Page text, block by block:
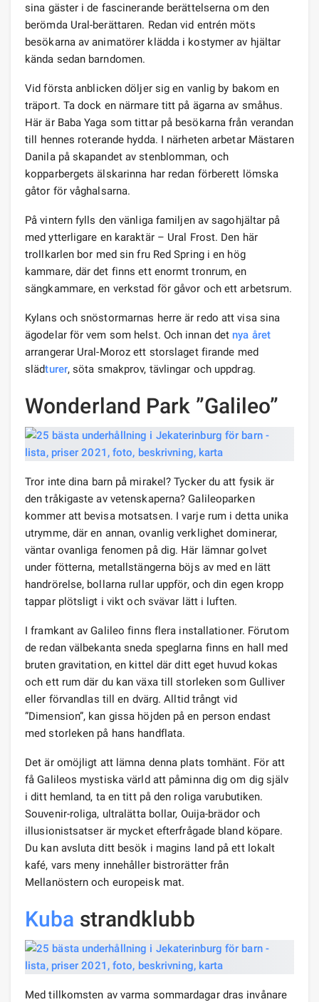
sina gäster i de fascinerande berättelserna om den
berömda Ural-berättaren. Redan vid entrén möts
besökarna av animatörer klädda i kostymer av hjältar
kända sedan barndomen.
Vid första anblicken döljer sig en vanlig by bakom en
träport. Ta dock en närmare titt på ägarna av småhus.
Här är Baba Yaga som tittar på besökarna från verandan
till hennes roterande hydda. I närheten arbetar Mästaren
Danila på skapandet av stenblomman, och
kopparbergets älskarinna har redan förberett lömska
gåtor för våghalsarna.
På vintern fylls den vänliga familjen av sagohjältar på
med ytterligare en karaktär – Ural Frost. Den här
trollkarlen bor med sin fru Red Spring i en hög
kammare, där det finns ett enormt tronrum, en
sängkammare, en verkstad för gåvor och ett arbetsrum.
Kylans och snöstormarnas herre är redo att visa sina
ägodelar för vem som helst. Och innan det nya året
arrangerar Ural-Moroz ett storslaget firande med
slädturer, söta smakprov, tävlingar och uppdrag.
Wonderland Park ”Galileo”
Tror inte dina barn på mirakel? Tycker du att fysik är
den tråkigaste av vetenskaperna? Galileoparken
kommer att bevisa motsatsen. I varje rum i detta unika
utrymme, där en annan, ovanlig verklighet dominerar,
väntar ovanliga fenomen på dig. Här lämnar golvet
under fötterna, metallstängerna böjs av med en lätt
handrörelse, bollarna rullar uppför, och din egen kropp
tappar plötsligt i vikt och svävar lätt i luften.
I framkant av Galileo finns flera installationer. Förutom
de redan välbekanta sneda speglarna finns en hall med
bruten gravitation, en kittel där ditt eget huvud kokas
och ett rum där du kan växa till storleken som Gulliver
eller förvandlas till en dvärg. Alltid trångt vid
”Dimension”, kan gissa höjden på en person endast
med storleken på hans handflata.
Det är omöjligt att lämna denna plats tomhänt. För att
få Galileos mystiska värld att påminna dig om dig själv
i ditt hemland, ta en titt på den roliga varubutiken.
Souvenir-roliga, ultralätta bollar, Ouija-brädor och
illusionistsatser är mycket efterfrågade bland köpare.
Du kan avsluta ditt besök i magins land på ett lokalt
kafé, vars meny innehåller bistrorätter från
Mellanöstern och europeisk mat.
Kuba strandklubb
Med tillkomsten av varma sommardagar dras invånare